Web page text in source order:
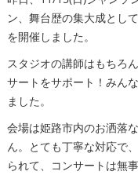
ン、舞台歴の集大成とし
を開催しました。
スタジオの講師はもちろ
サートをサポート！みん
ました。
会場は姫路市内のお洒落
ん。とても丁寧な対応で
られて、コンサートは無